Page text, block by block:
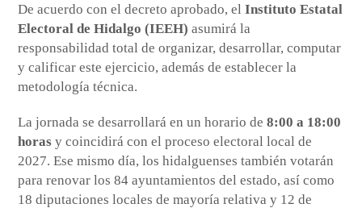
De acuerdo con el decreto aprobado, elInstituto Estatal
Electoral de Hidalgo (IEEH) asumirá la
responsabilidad total de organizar, desarrollar, computar
y calificar este ejercicio, además de establecer la
metodología técnica.
La jornada se desarrollará en un horario de8:00 a 18:00
horas y coincidirá con el proceso electoral local de
2027. Ese mismo día, los hidalguenses también votarán
para renovar los 84 ayuntamientos del estado, así como
18 diputaciones locales de mayoría relativa y 12 de